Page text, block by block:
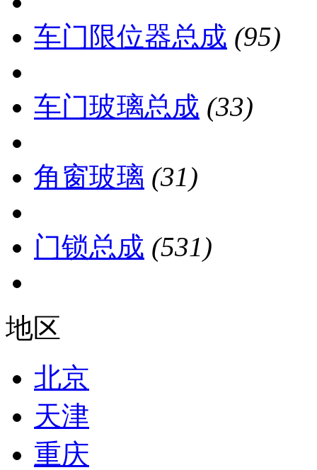
车门限位器总成 (95)
车门玻璃总成 (33)
角窗玻璃 (31)
门锁总成 (531)
地区
北京
天津
重庆